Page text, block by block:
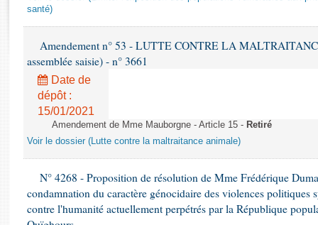
Rapports d'enquête
Dossiers législatifs
Budget et sécurité sociale
Comptes rendus des débats
santé)
Amendement n° 53 - LUTTE CONTRE LA
assemblée saisie) - n° 3661
Date de
dépôt :
15/01/2021
Amendement de Mme Mauborgne - Article 15 - Retiré
Voir le dossier (Lutte contre la maltraitance animale)
N° 4268 - Proposition de résolution de Mme Frédérique
condamnation du caractère génocidaire des violences politiques
contre l'humanité actuellement perpétrés par la République